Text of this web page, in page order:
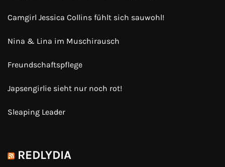
Camgirl Jessica Collins fühlt sich sauwohl!
Nina & Lina im Muschirausch
Freundschaftspflege
Japsengirlie sieht nur noch rot!
Sleaping Leader
REDLYDIA